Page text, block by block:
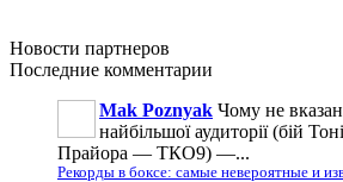
Новости партнеров
Последние комментарии
Mak Poznyak Чому не
найбільшої аудиторії (бій
Прайора — ТКО9) —...
Рекорды в боксе: самые невероятные и